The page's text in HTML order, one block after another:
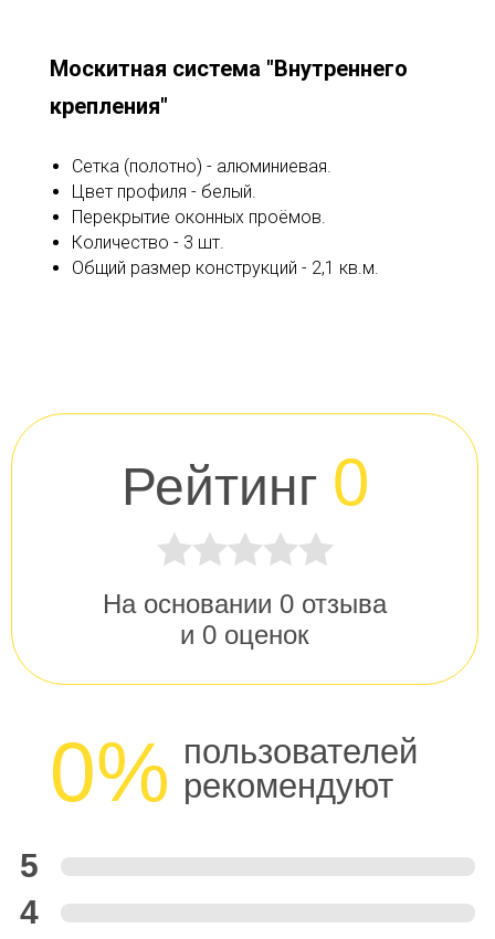
Москитная система "Внутреннего
крепления"
Сетка (полотно) - алюминиевая.
Цвет профиля - белый.
Перекрытие оконных проёмов.
Количество - 3 шт.
Общий размер конструкций - 2,1 кв.м.
Рейтинг 0
На основании 0 отзыва
и 0 оценок
0% пользователей
рекомендуют
5
4